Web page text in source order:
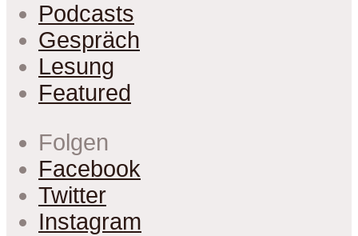
Podcasts
Gespräch
Lesung
Featured
Folgen
Facebook
Twitter
Instagram